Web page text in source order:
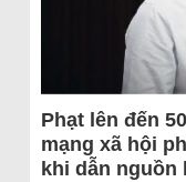
Phạt lên đến
mạng xã hội
khi dẫn nguồn